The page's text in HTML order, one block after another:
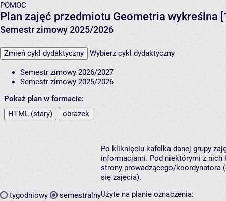
POMOC
Plan zajęć przedmiotu Geometria wykreślna
Semestr zimowy 2025/2026
Zmień cykl dydaktyczny Wybierz cykl dydaktyczny
Semestr zimowy 2026/2027
Semestr zimowy 2025/2026
Pokaż plan w formacie:
HTML (stary)
obrazek
tygodniowy semestralny
Po kliknięciu kafelka danej grupy
informacjami. Pod niektórymi z nich
strony prowadzącego/koordynatora
się zajęcia).
Użyte na planie oznaczenia: